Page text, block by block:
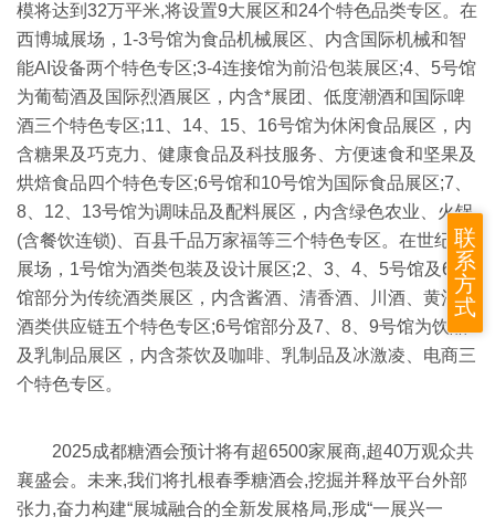
模将达到32万平米,将设置9大展区和24个特色品类专区。在
西博城展场，1-3号馆为食品机械展区、内含国际机械和智
能AI设备两个特色专区;3-4连接馆为前沿包装展区;4、5号馆
为葡萄酒及国际烈酒展区，内含*展团、低度潮酒和国际啤
酒三个特色专区;11、14、15、16号馆为休闲食品展区，内
含糖果及巧克力、健康食品及科技服务、方便速食和坚果及
烘焙食品四个特色专区;6号馆和10号馆为国际食品展区;7、
8、12、13号馆为调味品及配料展区，内含绿色农业、火锅
(含餐饮连锁)、百县千品万家福等三个特色专区。在世纪城
展场，1号馆为酒类包装及设计展区;2、3、4、5号馆及6号
馆部分为传统酒类展区，内含酱酒、清香酒、川酒、黄酒和
酒类供应链五个特色专区;6号馆部分及7、8、9号馆为饮品
及乳制品展区，内含茶饮及咖啡、乳制品及冰激凌、电商三
个特色专区。
2025成都糖酒会预计将有超6500家展商,超40万观众共
襄盛会。未来,我们将扎根春季糖酒会,挖掘并释放平台外部
张力,奋力构建“展城融合的全新发展格局,形成“一展兴一
联
系
方
式